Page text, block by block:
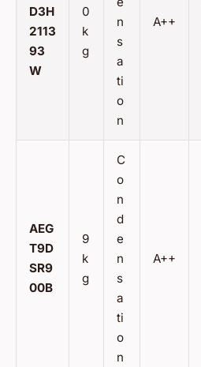
D3H
2113
93
W
0
k
g
n
s
a
ti
o
n
A++
AEG
T9D
SR9
00B
9
k
g
C
o
n
d
e
n
s
a
ti
o
n
A++